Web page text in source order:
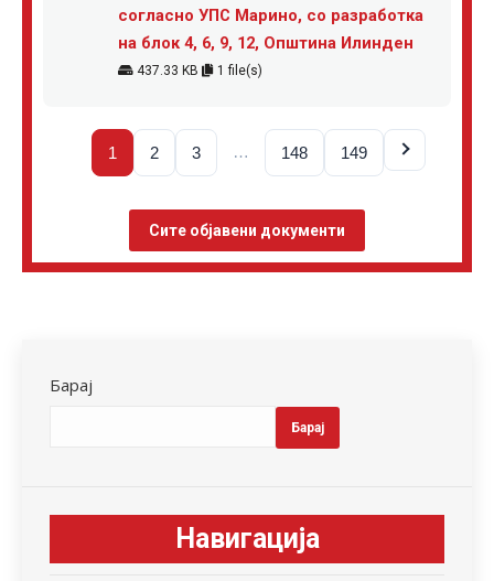
согласно УПС Марино, со разработка
на блок 4, 6, 9, 12, Општина Илинден
437.33 KB 1 file(s)
1 2 3 … 148 149
Сите објавени документи
Барај
Барај
Навигација